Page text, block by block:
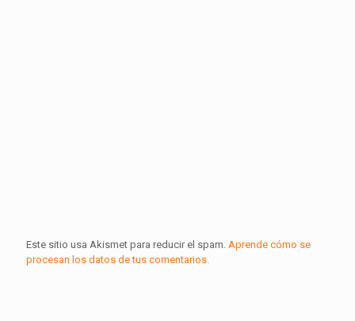
Este sitio usa Akismet para reducir el spam. Aprende cómo se
procesan los datos de tus comentarios.